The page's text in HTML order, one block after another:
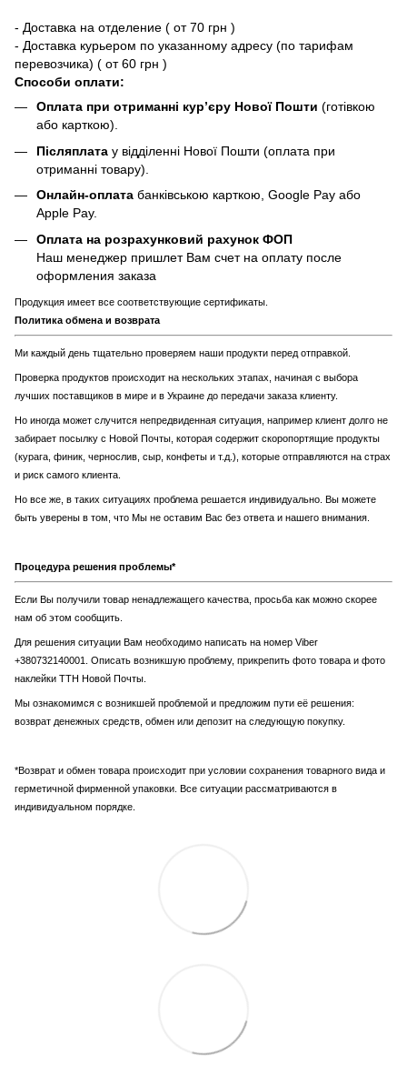
- Доставка на отделение ( от 70 грн )
- Доставка курьером по указанному адресу (по тарифам
перевозчика) ( от 60 грн )
Способи оплати:
Оплата при отриманні кур’єру Нової Пошти (готівкою
або карткою).
Післяплата у відділенні Нової Пошти (оплата при
отриманні товару).
Онлайн-оплата банківською карткою, Google Pay або
Apple Pay.
Оплата на розрахунковий рахунок ФОП
Наш менеджер пришлет Вам счет на оплату после
оформления заказа
Продукция имеет все соответствующие сертификаты.
Политика обмена и возврата
Ми каждый день тщательно проверяем наши продукти перед отправкой.
Проверка продуктов происходит на нескольких этапах, начиная с выбора
лучших поставщиков в мире и в Украине до передачи заказа клиенту.
Но иногда может случится непредвиденная ситуация, например клиент долго не
забирает посылку с Новой Почты, которая содержит скоропортящие продукты
(курага, финик, чернослив, сыр, конфеты и т.д.), которые отправляются на страх
и риск самого клиента.
Но все же, в таких ситуациях проблема решается индивидуально. Вы можете
быть уверены в том, что Мы не оставим Вас без ответа и нашего внимания.
Процедура решения проблемы*
Если Вы получили товар ненадлежащего качества, просьба как можно скорее
нам об этом сообщить.
Для решения ситуации Вам необходимо написать на номер Viber
+380732140001. Описать возникшую проблему, прикрепить фото товара и фото
наклейки ТТН Новой Почты.
Мы ознакомимся с возникшей проблемой и предложим пути её решения:
возврат денежных средств, обмен или депозит на следующую покупку.
*Возврат и обмен товара происходит при условии сохранения товарного вида и
герметичной фирменной упаковки. Все ситуации рассматриваются в
индивидуальном порядке.